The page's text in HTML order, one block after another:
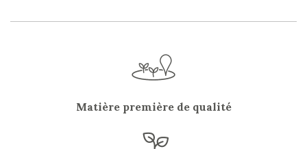
Matière première de qualité